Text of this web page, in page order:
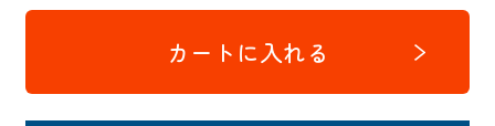
カートに入れる